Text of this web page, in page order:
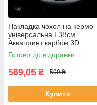
Накладка чохол на кермо
універсальна L38см
Аквапринт карбон 3D
Червоний
Готово до відправки
569,05 ₴ 599 ₴
Купити